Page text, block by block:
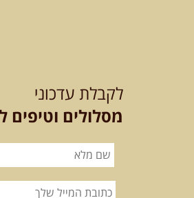
מסעות
קירגיסטאן – בעקבות הנוודים,
לקבלת עדכוני
מסלולים וטיפים